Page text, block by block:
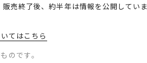
売終了後、約半年は情報を公開していま
てはこちら
のです。